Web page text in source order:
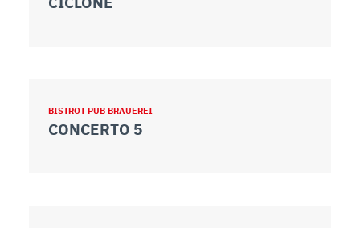
BISTROT PUB BRAUEREI
CONCERTO 5